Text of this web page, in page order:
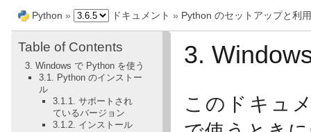
Python » ドキュメント » Python のセットアップと利用
3.
このドキュ
Table of Contents
3. Windows で Python を使う
3.1. Python のインストー
ル
3.1.1. サポートされ
ているバージョン
3.1.2. インストール